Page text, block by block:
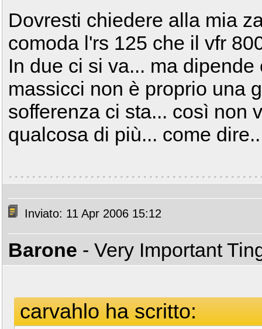
Dovresti chiedere alla mia
comoda l'rs 125 che il vfr
In due ci si va... ma
massicci non è proprio una
sofferenza ci sta... così non
qualcosa di più... come
Inviato: 11 Apr 2006 15:12
Barone - Very Important
carvahlo ha scritto: